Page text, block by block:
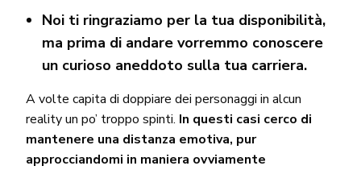
Noi ti ringraziamo per la tua disponibilità,
ma prima di andare vorremmo conoscere
un curioso aneddoto sulla tua carriera.
A volte capita di doppiare dei personaggi in alcun
reality un po’ troppo spinti. In questi casi cerco di
mantenere una distanza emotiva, pur
approcciandomi in maniera ovviamente